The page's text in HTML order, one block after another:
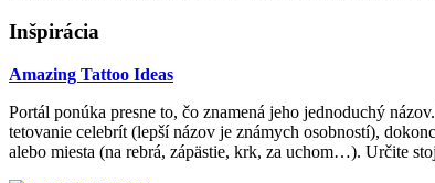
Inšpirácia
Amazing Tattoo Ideas
Portál ponúka presne to, čo znamená jeho jednoduchý
tetovanie celebrít (lepší názov je známych osobností),
alebo miesta (na rebrá, zápästie, krk, za uchom…). Určite